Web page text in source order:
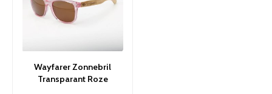
Wayfarer Zonnebril
Transparant Roze